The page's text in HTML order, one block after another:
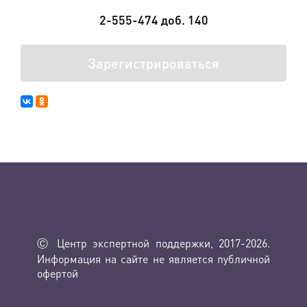
2-555-474 доб. 140
Зарегистрироваться
Ⓒ Центр экспертной поддержки, 2017-2026.
Информация на сайте не является публичной
офертой